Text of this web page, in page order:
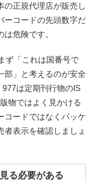
の正規代理店が販売し
ーコードの先頭数字だ
危険です。
ず「これは国番号で
部」と考えるのが安全
は定期刊行物のIS
物ではよく見かける
コードではなくパッケ
者表示を確認しましょ
る必要がある